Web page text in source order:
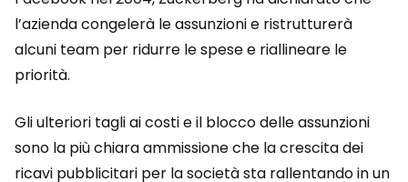
l’azienda congelerà le assunzioni e ristrutturerà
alcuni team per ridurre le spese e riallineare le
priorità.
Gli ulteriori tagli ai costi e il blocco delle assunzioni
sono la più chiara ammissione che la crescita dei
ricavi pubblicitari per la società sta rallentando in un